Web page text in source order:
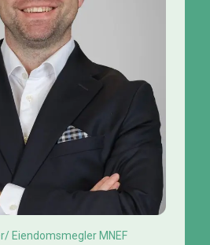
Eiendomsmegler MNEF